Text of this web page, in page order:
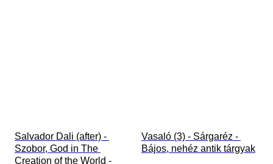
Salvador Dali (after) -
Szobor, God in The
Creation of the World -
Vasaló (3) - Sárgaréz -
Bájos, nehéz antik tárgyak